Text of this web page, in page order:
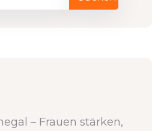
– Frauen stärken,